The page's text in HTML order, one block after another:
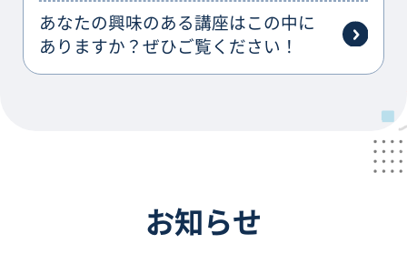
あなたの興味のある講座はこの中に
ありますか？ぜひご覧ください！
お知らせ